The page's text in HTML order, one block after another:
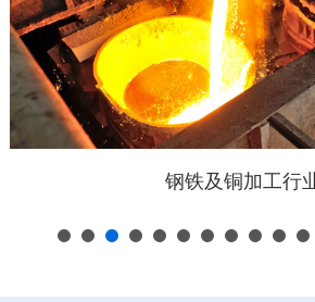
钢铁及铜加工行